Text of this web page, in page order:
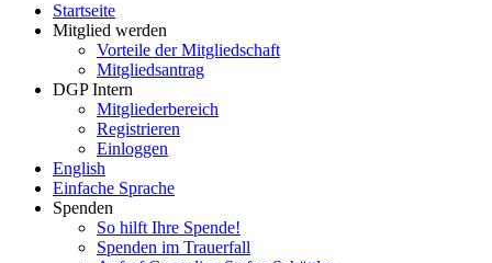
Startseite
Mitglied werden
Vorteile der Mitgliedschaft
Mitgliedsantrag
DGP Intern
Mitgliederbereich
Registrieren
Einloggen
English
Einfache Sprache
Spenden
So hilft Ihre Spende!
Spenden im Trauerfall